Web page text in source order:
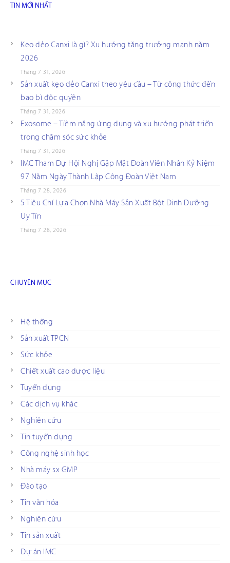
TIN MỚI NHẤT
Kẹo dẻo Canxi là gì? Xu hướng tăng trưởng mạnh năm
2026
Tháng 7 31, 2026
Sản xuất kẹo dẻo Canxi theo yêu cầu – Từ công thức đến
bao bì độc quyền
Tháng 7 31, 2026
Exosome – Tiềm năng ứng dụng và xu hướng phát triển
trong chăm sóc sức khỏe
Tháng 7 31, 2026
IMC Tham Dự Hội Nghị Gặp Mặt Đoàn Viên Nhân Kỷ Niệm
97 Năm Ngày Thành Lập Công Đoàn Việt Nam
Tháng 7 28, 2026
5 Tiêu Chí Lựa Chọn Nhà Máy Sản Xuất Bột Dinh Dưỡng
Uy Tín
Tháng 7 28, 2026
CHUYÊN MỤC
Hệ thống
Sản xuất TPCN
Sức khỏe
Chiết xuất cao dược liệu
Tuyển dụng
Các dịch vụ khác
Nghiên cứu
Tin tuyển dụng
Công nghệ sinh học
Nhà máy sx GMP
Đào tạo
Tin văn hóa
Nghiên cứu
Tin sản xuất
Dự án IMC